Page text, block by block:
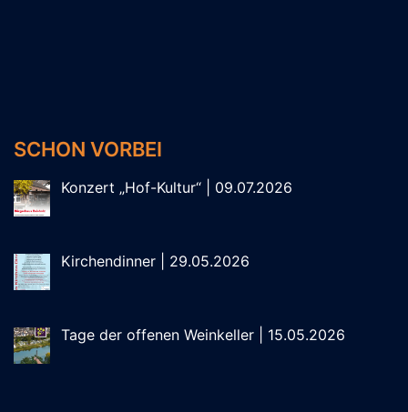
SCHON VORBEI
Konzert „Hof-Kultur“ | 09.07.2026
Kirchendinner | 29.05.2026
Tage der offenen Weinkeller | 15.05.2026